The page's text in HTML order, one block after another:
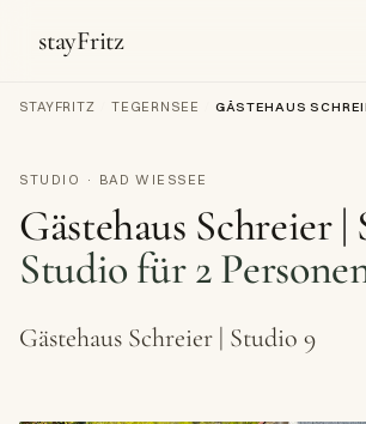
stayFritz
STAYFRITZ TEGERNSEE GÄSTEHAUS
STUDIO · BAD WIESSEE
Gästehaus Schreier
Studio für 2
Gästehaus Schreier | Studio 9